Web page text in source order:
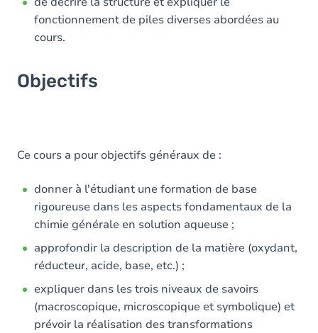
fonctionnement de piles diverses abordées au
cours.
Objectifs
Ce cours a pour objectifs généraux de :
donner à l'étudiant une formation de base
rigoureuse dans les aspects fondamentaux de la
chimie générale en solution aqueuse ;
approfondir la description de la matière (oxydant,
réducteur, acide, base, etc.) ;
expliquer dans les trois niveaux de savoirs
(macroscopique, microscopique et symbolique) et
prévoir la réalisation des transformations